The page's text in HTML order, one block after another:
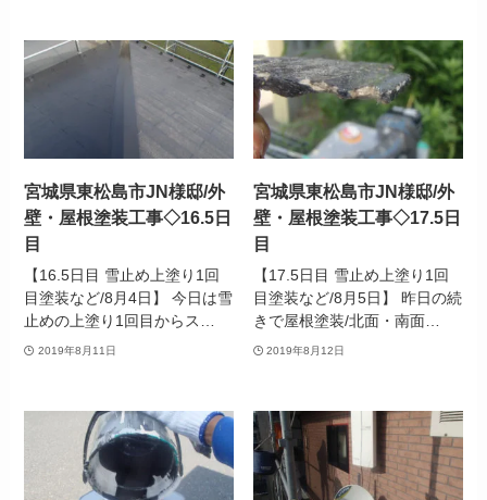
宮城県東松島市JN様邸/外
壁・屋根塗装工事◇16.5日
目
【16.5日目 雪止め上塗り1回
目塗装など/8月4日】 今日は雪
止めの上塗り1回目からス…
2019年8月11日
宮城県東松島市JN様邸/外
壁・屋根塗装工事◇17.5日
目
【17.5日目 雪止め上塗り1回
目塗装など/8月5日】 昨日の続
きで屋根塗装/北面・南面…
2019年8月12日